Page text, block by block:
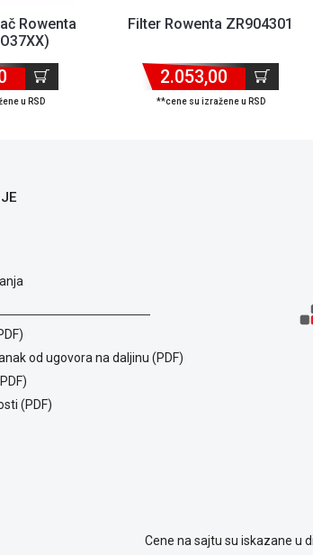
Rowenta
u RSD
Filter Rowenta ZR904301
2.053,00
**cene su izražene u RSD
od ugovora na daljinu (PDF)
(PDF)
Cene na sajtu su iskazane u